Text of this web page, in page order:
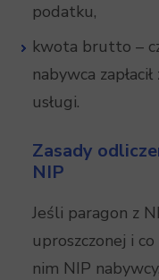
podatku,
kwota brutto –
nabywca
usługi.
Zasady
NIP
Jeśli paragon z
uproszczonej i
nim NIP